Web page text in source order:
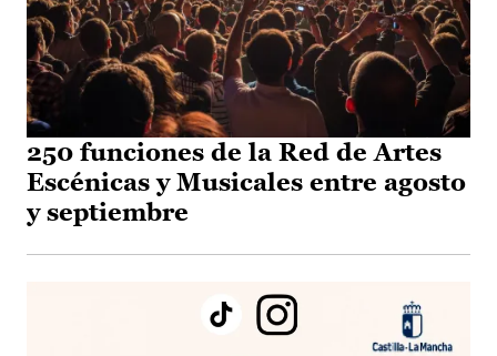
250 funciones de la Red de Artes
Escénicas y Musicales entre agosto
y septiembre